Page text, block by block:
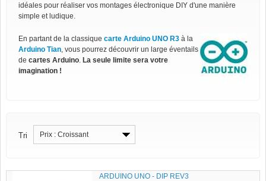
idéales pour réaliser vos montages électronique DIY d'une manière
simple et ludique.
En partant de la classiquecarte Arduino UNO R3 à la
Arduino Tian, vous pourrez découvrir un large éventails
decartes Arduino. La seule limite sera votre
imagination !
Tri Prix : Croissant
ARDUINO UNO - DIP REV3